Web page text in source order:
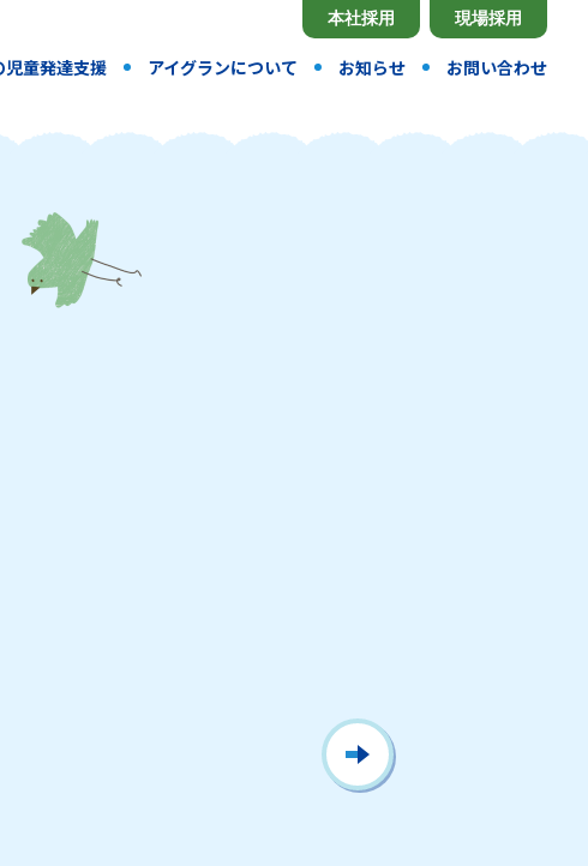
児童発達支援 アイグランについて お知らせ お問い合わせ
本社採用 現場採用